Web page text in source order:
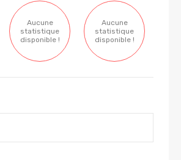
Aucune
statistique
disponible !
Aucune
statistique
disponible !